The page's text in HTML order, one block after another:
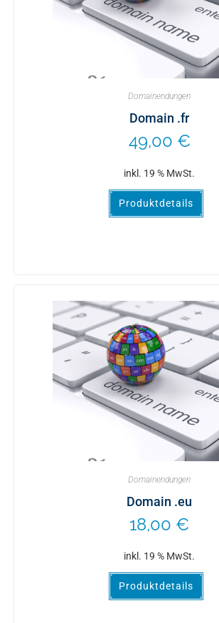
Domainendungen
Domain .fr
49,00 €
inkl. 19 % MwSt.
Produktdetails
Domainendungen
Domain .eu
18,00 €
inkl. 19 % MwSt.
Produktdetails